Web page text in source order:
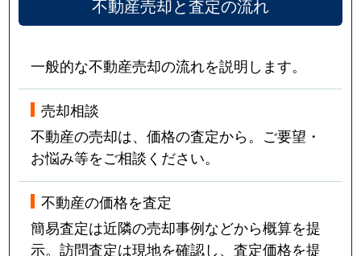
不動産売却と査定の流れ
一般的な不動産売却の流れを説明します。
売却相談
不動産の売却は、価格の査定から。ご要望・
お悩み等をご相談ください。
不動産の価格を査定
簡易査定は近隣の売却事例などから概算を提
示。訪問査定は現地を確認し、査定価格を提